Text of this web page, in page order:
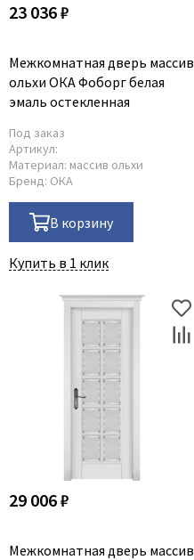
23 036 ₽
Межкомнатная дверь массив
ольхи ОКА Фоборг белая
эмаль остекленная
Под заказ
Артикул:
Материал: массив ольхи
Бренд: ОКА
В корзину
Купить в 1 клик
29 006 ₽
Межкомнатная дверь массив